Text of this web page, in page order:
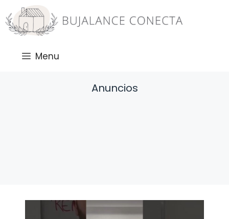
Saltar
al
contenido
Menu
Anuncios